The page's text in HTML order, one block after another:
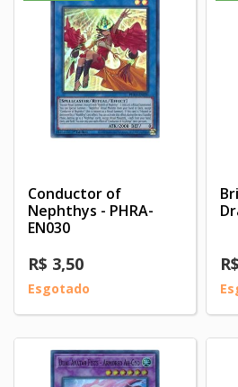
Conductor of
Nephthys - PHRA-
EN030
R$ 3,50
Esgotado